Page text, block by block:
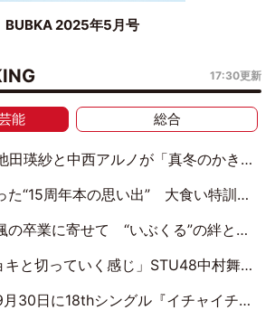
BUBKA 2025年5月号
17:30更新
能 総合
「真冬のかき氷」騒動で火花散らす！ 因縁の裏にあるのは、逆境をともに“凌”ぐ似た者同士の絆
思い出” 大食い特訓・守護霊企画・制服グラビア…盛りだくさんの裏話
に寄せて “いぶくる”の絆と後輩・龍頭綺音の決意
っていく感じ」STU48中村舞、新しい挑戦は自らの手で
『イチャイチャ虫』の発売決定！ フォーメーションは『日向坂で会いましょう』にて発表